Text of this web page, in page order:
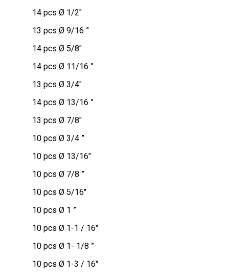
14 pcs Ø 1/2″
13 pcs Ø 9/16 ”
14 pcs Ø 5/8″
14 pcs Ø 11/16 ”
13 pcs Ø 3/4″
14 pcs Ø 13/16 ”
13 pcs Ø 7/8″
10 pcs Ø 3/4 ”
10 pcs Ø 13/16″
10 pcs Ø 7/8 ”
10 pcs Ø 5/16″
10 pcs Ø 1 ”
10 pcs Ø 1-1 / 16″
10 pcs Ø 1- 1/8 ”
10 pcs Ø 1-3 / 16″